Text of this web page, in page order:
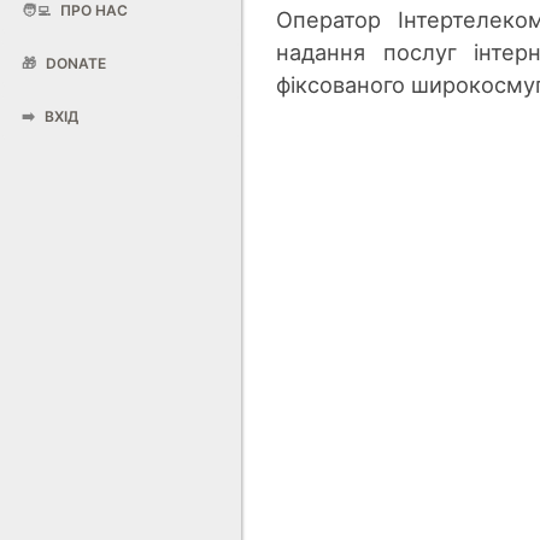
🧑‍💻 ПРО НАС
🎁 DONATE
➡️ ВХІД
Оператор
надання послуг
фіксованого